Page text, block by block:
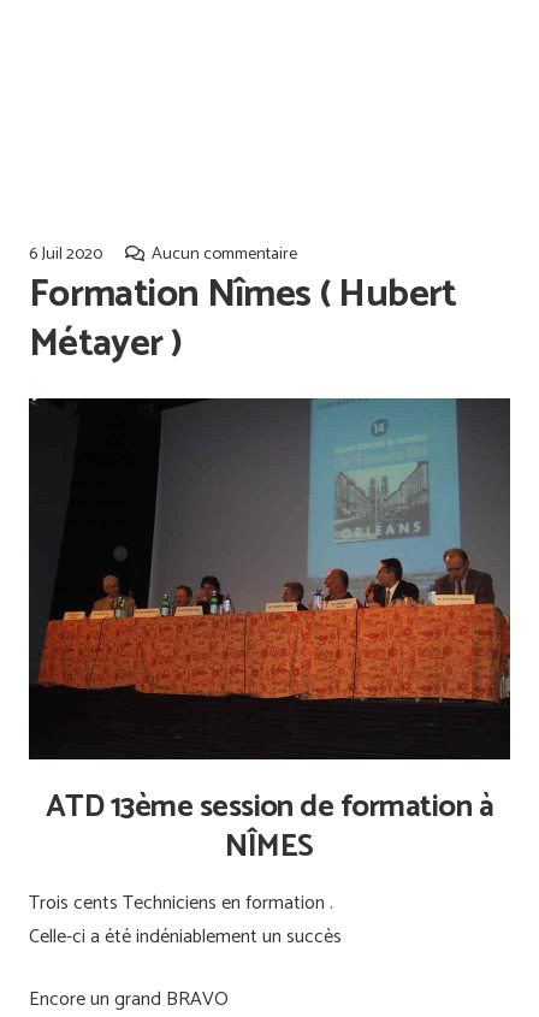
6 Juil 2020 Aucun commentaire
Formation Nîmes ( Hubert
Métayer )
ATD 13ème session de formation à
NÎMES
Trois cents Techniciens en formation .
Celle-ci a été indéniablement un succès
Encore un grand BRAVO